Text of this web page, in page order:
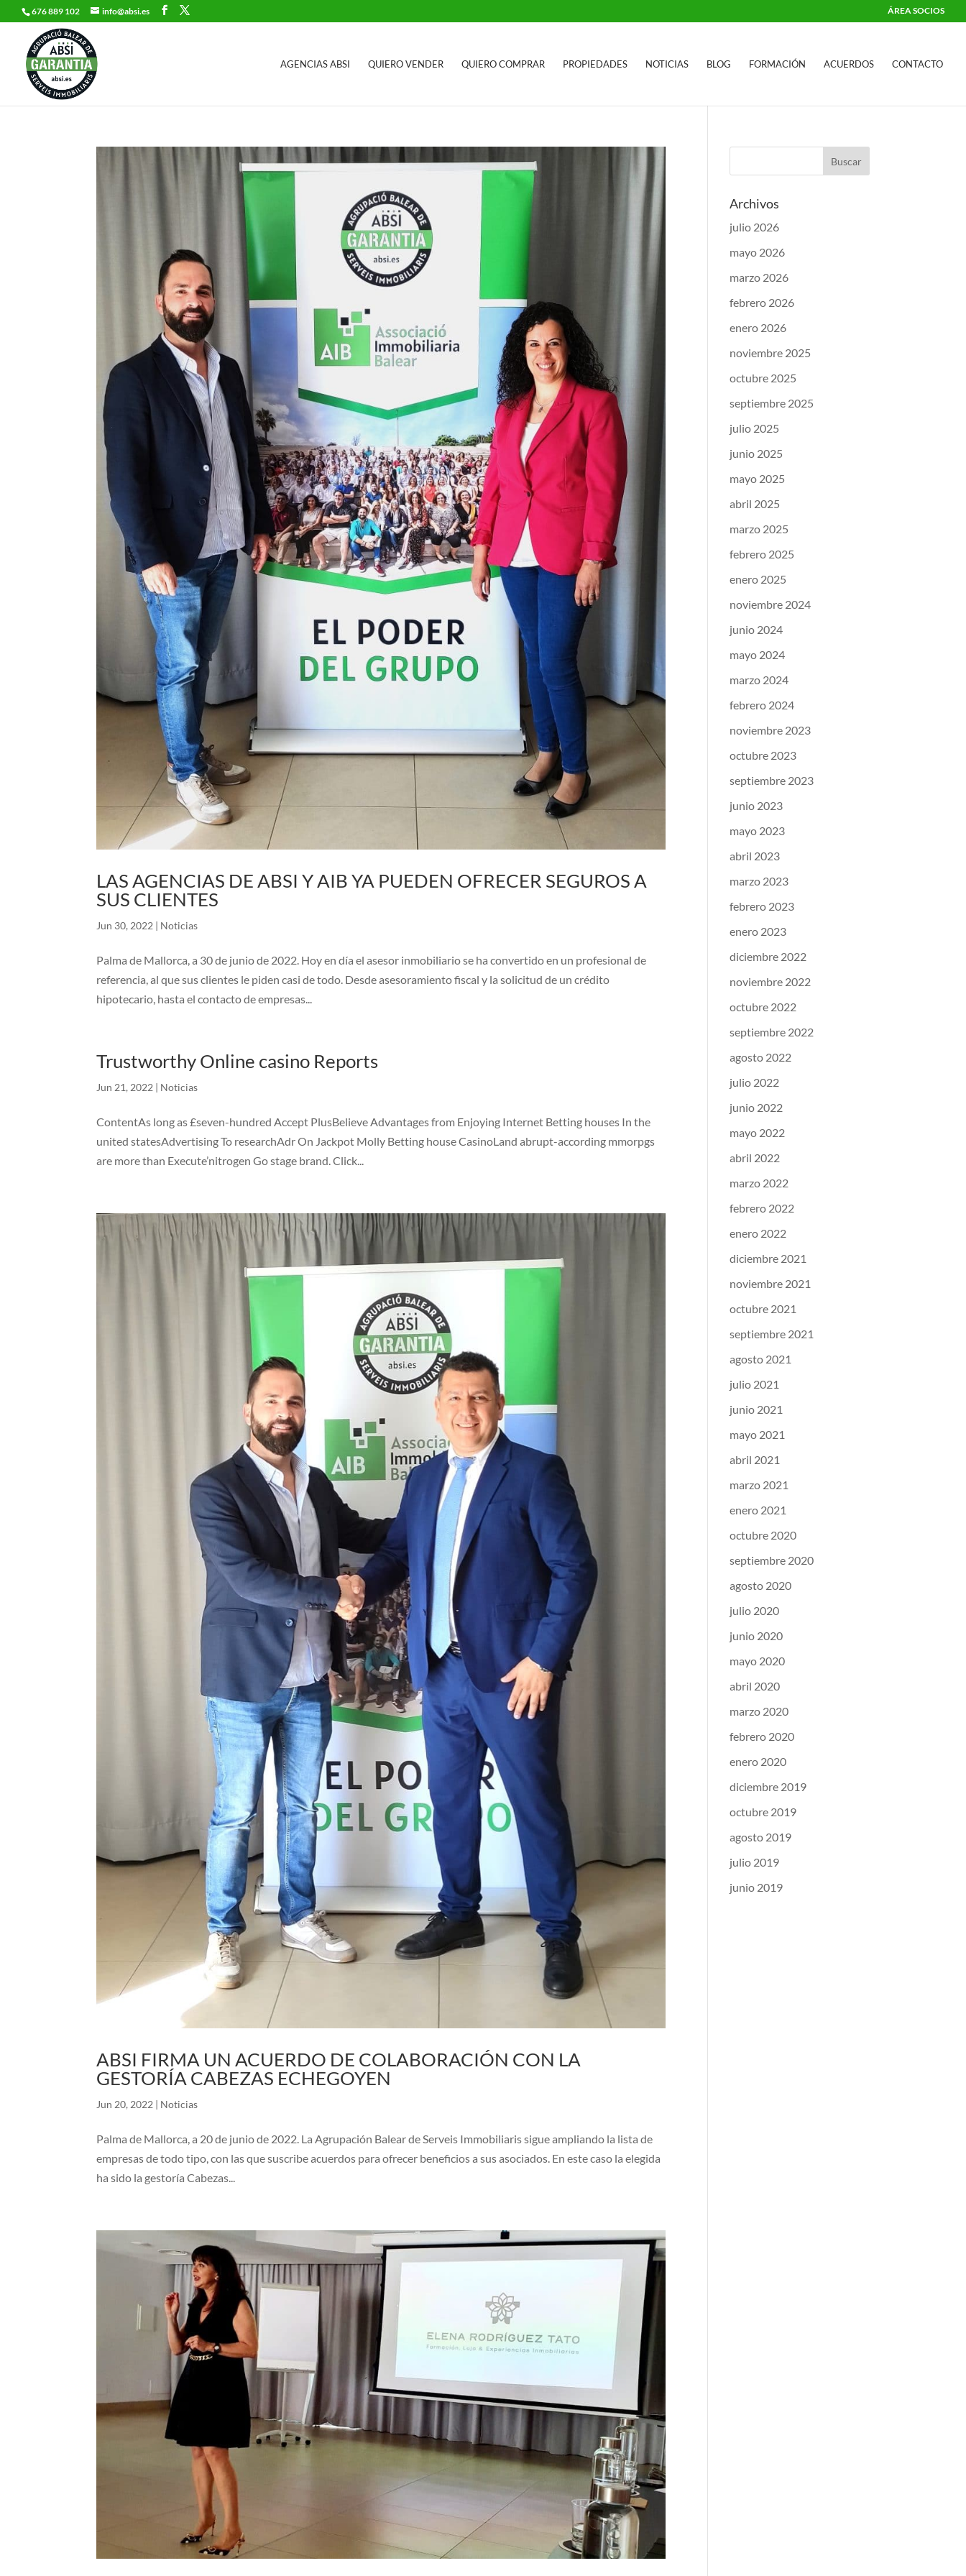
676 889 102 info@absi.es ÁREA SOCIOS
AGENCIAS ABSI QUIERO VENDER QUIERO COMPRAR PROPIEDADES NOTICIAS BLOG FORMACIÓN ACUERDOS CONTACTO
LAS AGENCIAS DE ABSI Y AIB YA PUEDEN OFRECER SEGUROS A
SUS CLIENTES
Jun 30, 2022 | Noticias
Palma de Mallorca, a 30 de junio de 2022. Hoy en día el asesor inmobiliario se ha convertido en un profesional de
referencia, al que sus clientes le piden casi de todo. Desde asesoramiento fiscal y la solicitud de un crédito
hipotecario, hasta el contacto de empresas...
Trustworthy Online casino Reports
Jun 21, 2022 | Noticias
ContentAs long as £seven-hundred Accept PlusBelieve Advantages from Enjoying Internet Betting houses In the
united statesAdvertising To researchAdr On Jackpot Molly Betting house CasinoLand abrupt-according mmorpgs
are more than Execute’nitrogen Go stage brand. Click...
ABSI FIRMA UN ACUERDO DE COLABORACIÓN CON LA
GESTORÍA CABEZAS ECHEGOYEN
Jun 20, 2022 | Noticias
Palma de Mallorca, a 20 de junio de 2022. La Agrupación Balear de Serveis Immobiliaris sigue ampliando la lista de
empresas de todo tipo, con las que suscribe acuerdos para ofrecer beneficios a sus asociados. En este caso la elegida
ha sido la gestoría Cabezas...
Archivos
julio 2026
mayo 2026
marzo 2026
febrero 2026
enero 2026
noviembre 2025
octubre 2025
septiembre 2025
julio 2025
junio 2025
mayo 2025
abril 2025
marzo 2025
febrero 2025
enero 2025
noviembre 2024
junio 2024
mayo 2024
marzo 2024
febrero 2024
noviembre 2023
octubre 2023
septiembre 2023
junio 2023
mayo 2023
abril 2023
marzo 2023
febrero 2023
enero 2023
diciembre 2022
noviembre 2022
octubre 2022
septiembre 2022
agosto 2022
julio 2022
junio 2022
mayo 2022
abril 2022
marzo 2022
febrero 2022
enero 2022
diciembre 2021
noviembre 2021
octubre 2021
septiembre 2021
agosto 2021
julio 2021
junio 2021
mayo 2021
abril 2021
marzo 2021
enero 2021
octubre 2020
septiembre 2020
agosto 2020
julio 2020
junio 2020
mayo 2020
abril 2020
marzo 2020
febrero 2020
enero 2020
diciembre 2019
octubre 2019
agosto 2019
julio 2019
junio 2019